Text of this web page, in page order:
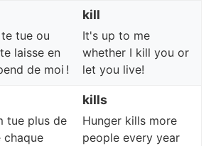
kill
tue ou
laisse en
de moi !
It's up to me
whether I kill you or
let you live!
kills
tue plus de
chaque
Hunger kills more
people every year